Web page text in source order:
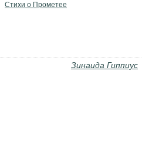
Стихи о Прометее
Зинаида Гиппиус